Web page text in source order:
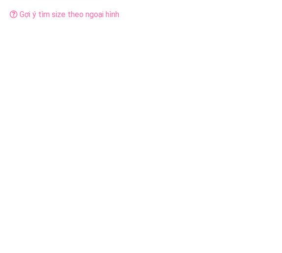
Gợi ý tìm size theo ngoại hình